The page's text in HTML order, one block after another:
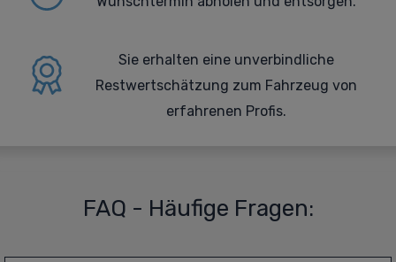
Sie erhalten eine unverbindliche
Restwertschätzung zum Fahrzeug von
erfahrenen Profis.
FAQ - Häufige Fragen: